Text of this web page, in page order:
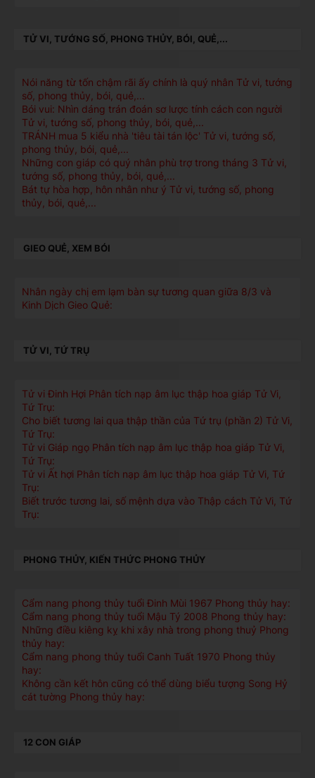
TỬ VI, TƯỚNG SỐ, PHONG THỦY, BÓI, QUẺ,...
Nói năng từ tốn chậm rãi ấy chính là quý nhân Tử vi, tướng
số, phong thủy, bói, quẻ,...
Bói vui: Nhìn dáng trán đoán sơ lược tính cách con người
Tử vi, tướng số, phong thủy, bói, quẻ,...
TRÁNH mua 5 kiểu nhà 'tiêu tài tán lộc' Tử vi, tướng số,
phong thủy, bói, quẻ,...
Những con giáp có quý nhân phù trợ trong tháng 3 Tử vi,
tướng số, phong thủy, bói, quẻ,...
Bát tự hòa hợp, hôn nhân như ý Tử vi, tướng số, phong
thủy, bói, quẻ,...
GIEO QUẺ, XEM BÓI
Nhân ngày chị em lạm bàn sự tương quan giữa 8/3 và
Kinh Dịch Gieo Quẻ:
TỬ VI, TỨ TRỤ
Tử vi Đinh Hợi Phân tích nạp âm lục thập hoa giáp Tử Vi,
Tứ Trụ:
Cho biết tương lai qua thập thần của Tứ trụ (phần 2) Tử Vi,
Tứ Trụ:
Tử vi Giáp ngọ Phân tích nạp âm lục thập hoa giáp Tử Vi,
Tứ Trụ:
Tử vi Ất hợi Phân tích nạp âm lục thập hoa giáp Tử Vi, Tứ
Trụ:
Biết trước tương lai, số mệnh dựa vào Thập cách Tử Vi, Tứ
Trụ:
PHONG THỦY, KIẾN THỨC PHONG THỦY
Cẩm nang phong thủy tuổi Đinh Mùi 1967 Phong thủy hay:
Cẩm nang phong thủy tuổi Mậu Tý 2008 Phong thủy hay:
Những điều kiêng kỵ khi xây nhà trong phong thuỷ Phong
thủy hay:
Cẩm nang phong thủy tuổi Canh Tuất 1970 Phong thủy
hay:
Không cần kết hôn cũng có thể dùng biểu tượng Song Hỷ
cát tường Phong thủy hay:
12 CON GIÁP